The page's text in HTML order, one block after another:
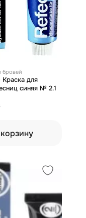
бровей
для
синяя № 2.1